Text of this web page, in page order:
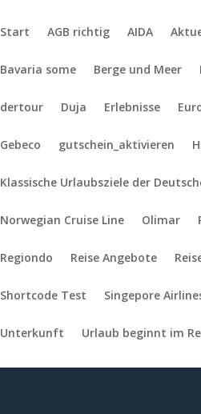
Start AGB richtig AIDA
Bavaria some Berge und Meer
dertour Duja Erlebnisse
Gebeco gutschein_aktivieren
Klassische Urlaubsziele der
Norwegian Cruise Line Olimar
Regiondo Reise Angebote
Shortcode Test Singepore
Unterkunft Urlaub beginnt im